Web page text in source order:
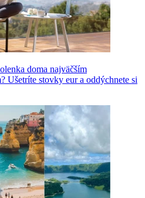
doma najväčším
Ušetríte stovky eur a oddýchnete si